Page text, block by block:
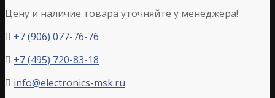
Цену и наличие товара уточняйте у менеджера!
 +7 (906) 077-76-76
 +7 (495) 720-83-18
 info@electronics-msk.ru